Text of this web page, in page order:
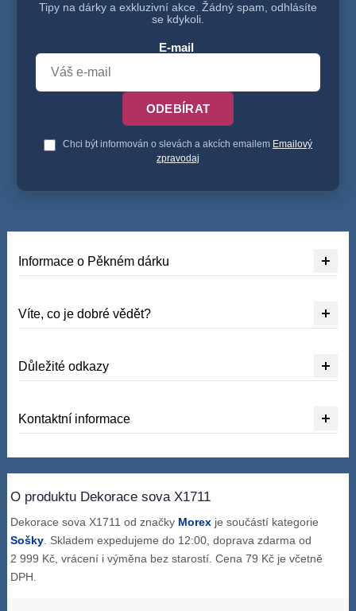
Tipy na dárky a exkluzivní akce. Žádný spam, odhlásíte
se kdykoli.
E-mail
ODEBÍRAT
Chci být informován o slevách a akcích emailem Emailový
zpravodaj
Informace o Pěkném dárku
Víte, co je dobré vědět?
Důležité odkazy
Kontaktní informace
O produktu Dekorace sova X1711
Dekorace sova X1711 od značky Morex je součástí kategorie
Sošky . Skladem expedujeme do 12:00, doprava zdarma od
2 999 Kč, vrácení i výměna bez starostí. Cena 79 Kč je včetně
DPH.